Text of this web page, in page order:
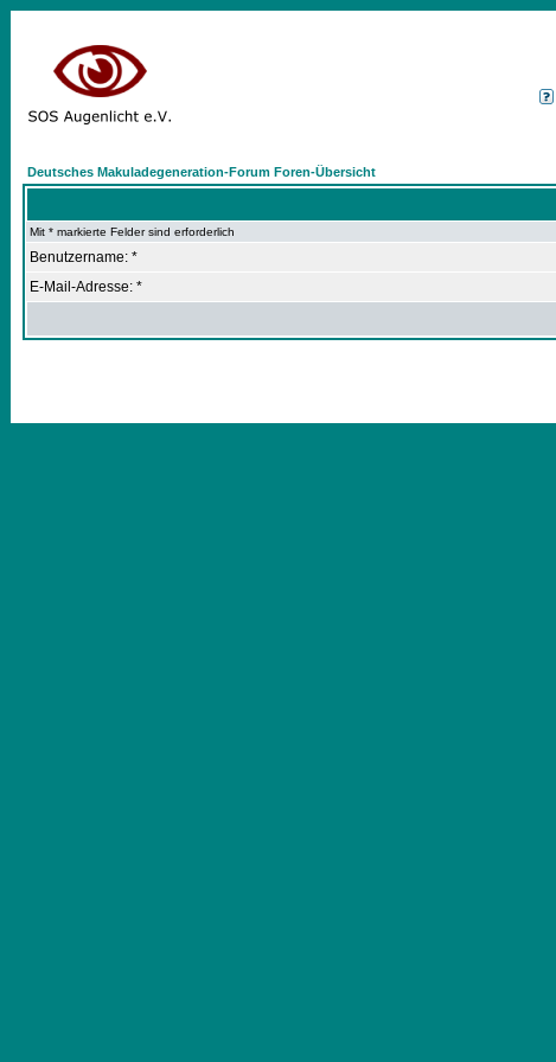
Deutsches Makuladegeneration-Forum Foren-Übersicht
Mit * markierte Felder sind erforderlich
Benutzername: *
E-Mail-Adresse: *